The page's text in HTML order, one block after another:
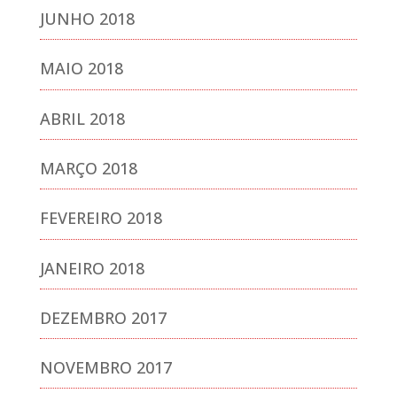
JUNHO 2018
MAIO 2018
ABRIL 2018
MARÇO 2018
FEVEREIRO 2018
JANEIRO 2018
DEZEMBRO 2017
NOVEMBRO 2017